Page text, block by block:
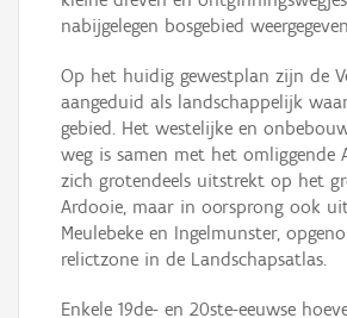
nabijgelegen bosgebied
Op het huidig gewestplan zijn de
aangeduid als landschappelijk
gebied. Het westelijke en
weg is samen met het omliggende
zich grotendeels uitstrekt op het
Ardooie, maar in oorsprong ook
Meulebeke en Ingelmunster,
relictzone in de Landschapsatlas.
Enkele 19de- en 20ste-eeuwse